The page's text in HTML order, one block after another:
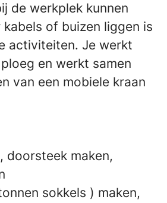
de werkplek kunnen
of buizen liggen is
activiteiten. Je werkt
en werkt samen
van een mobiele kraan
doorsteek maken,
sokkels ) maken,